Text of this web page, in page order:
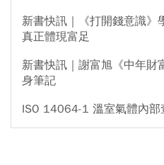
新書快訊｜《打開錢意識》
真正體現富足
新書快訊｜謝富旭《中年財
身筆記
ISO 14064-1 溫室氣體內部